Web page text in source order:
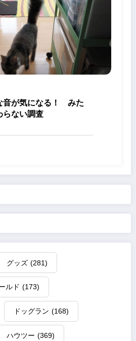
音が気になる！ みた
らない調査
グッズ (281)
ルド (173)
ドッグラン (168)
ハウツー (369)